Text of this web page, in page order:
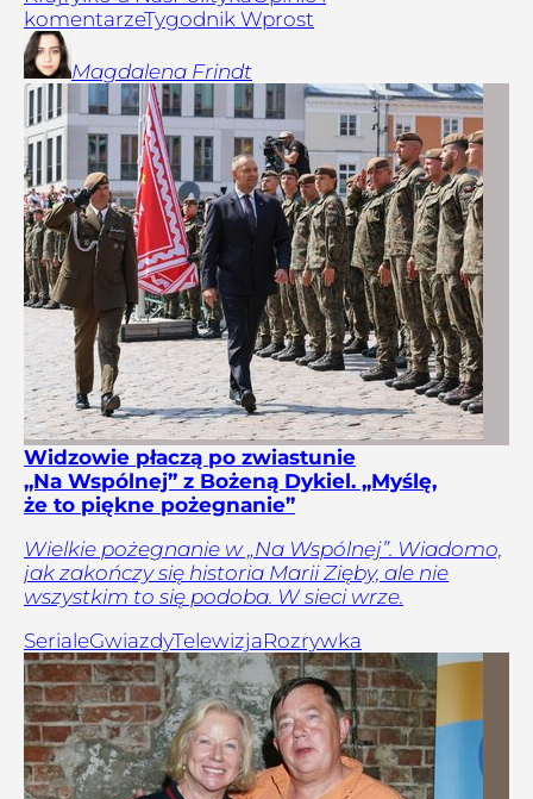
komentarzeTygodnik Wprost
Magdalena Frindt
Widzowie płaczą po zwiastunie
„Na Wspólnej” z Bożeną Dykiel. „Myślę,
że to piękne pożegnanie”
Wielkie pożegnanie w „Na Wspólnej”. Wiadomo,
jak zakończy się historia Marii Zięby, ale nie
wszystkim to się podoba. W sieci wrze.
SerialeGwiazdyTelewizjaRozrywka